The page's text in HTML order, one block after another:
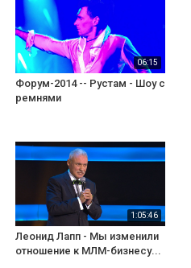
06:15
Форум-2014 -- Рустам - Шоу с
ремнями
1:05:46
Леонид Лапп - Мы изменили
отношение к МЛМ-бизнесу...